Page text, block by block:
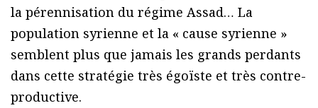
la pérennisation du régime Assad… La
population syrienne et la « cause syrienne »
semblent plus que jamais les grands perdants
dans cette stratégie très égoïste et très contre-
productive.